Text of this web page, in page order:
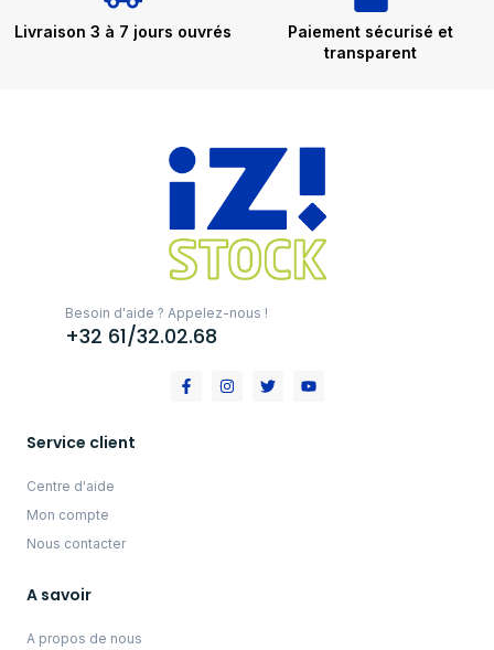
Livraison 3 à 7 jours ouvrés
Paiement sécurisé et
transparent
Besoin d'aide ? Appelez-nous !
+32 61/32.02.68
Service client
Centre d'aide
Mon compte
Nous contacter
A savoir
A propos de nous